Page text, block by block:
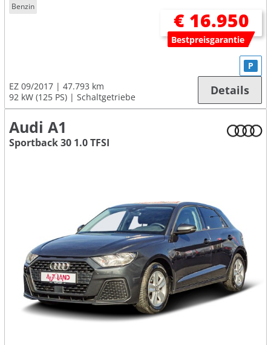
Benzin
€ 16.950
Bestpreisgarantie
EZ 09/2017
47.793 km
92 kW (125 PS)
Schaltgetriebe
P
Details
Audi A1
Sportback 30 1.0 TFSI